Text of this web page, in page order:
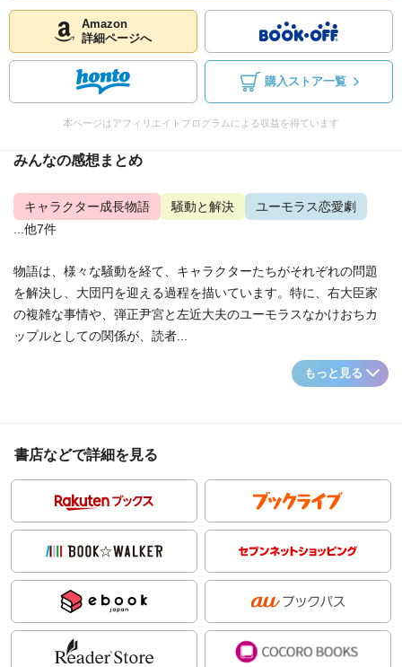
Amazon
詳細ページへ
購入ストア一覧
本ページはアフィリエイトプログラムによる収益を得ています
みんなの感想まとめ
キャラクター成長物語 騒動と解決
ユーモラス恋愛劇
...他7件
物語は、様々な騒動を経て、キャラクターたちがそれぞれの問題
を解決し、大団円を迎える過程を描いています。特に、右大臣家
の複雑な事情や、弾正尹宮と左近大夫のユーモラスなかけおちカ
ップルとしての関係が、読者...
もっと見る
書店などで詳細を見る